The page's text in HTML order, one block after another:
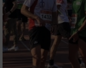
Analyse von
oder
verschiedenen
Entwicklung und